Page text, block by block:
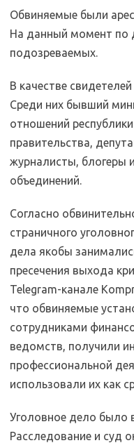
Обвиняемые были
На данный момент по
подозреваемых.
В качестве
Среди них бывший
отношений
правительства,
журналисты, блогеры
объединений.
Согласно
страничного
дела якобы
пресечения выхода
Telegram-канале
что обвиняемые
сотрудниками
ведомств, получили
профессиональной
использовали их как
Уголовное дело было
Расследование и суд